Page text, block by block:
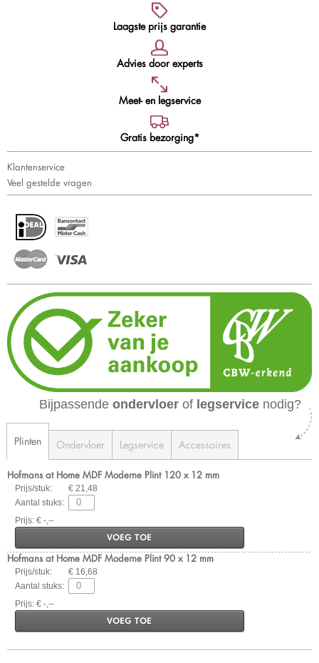
Laagste prijs garantie
Advies door experts
Meet- en legservice
Gratis bezorging*
Klantenservice
Veel gestelde vragen
Bijpassende ondervloer of legservice nodig?
Plinten Ondervloer Legservice Accessoires
Hofmans at Home MDF Moderne Plint 120 x 12 mm
Prijs/stuk:
€ 21,48
Aantal stuks:
Prijs: € -,--
VOEG TOE
Hofmans at Home MDF Moderne Plint 90 x 12 mm
Prijs/stuk:
€ 16,68
Aantal stuks:
Prijs: € -,--
VOEG TOE